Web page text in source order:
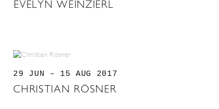
EVELYN WEINZIERL
29 JUN – 15 AUG 2017
CHRISTIAN RÖSNER